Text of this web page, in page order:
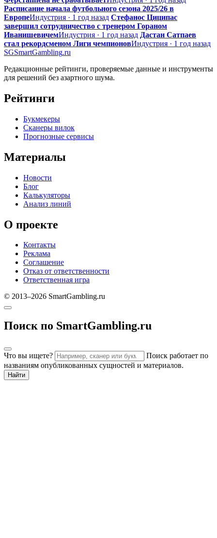
Расписание начала футбольного сезона 2025/26 в
ЕвропеИндустрия · 1 год назад Стефанос Циципас
завершил сотрудничество с тренером Гораном
ИванишевичемИндустрия · 1 год назад Дастан Сатпаев
стал рекордсменом Лиги чемпионовИндустрия · 1 год назад
SGSmartGambling.ru
Редакционные рейтинги, проверяемые данные и инструменты
для решений без азартного шума.
Рейтинги
Букмекеры
Сканеры вилок
Прогнозные сервисы
Материалы
Новости
Блог
Калькуляторы
Анализ линий
О проекте
Контакты
Реклама
Соглашение
Отказ от ответственности
Ответственная игра
© 2013–2026 SmartGambling.ru
Поиск по SmartGambling.ru
Что вы ищете?
Поиск работает по
названиям опубликованных сущностей и материалов.
Найти